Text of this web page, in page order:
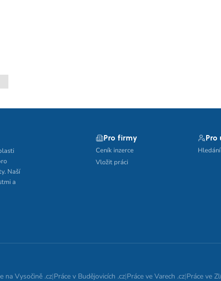
Naší
a
Pro firmy
Ceník inzerce
Vložit práci
Pro
na Vysočině .cz|Práce v Budějovicích .cz|Práce ve Varech .cz|Práce ve